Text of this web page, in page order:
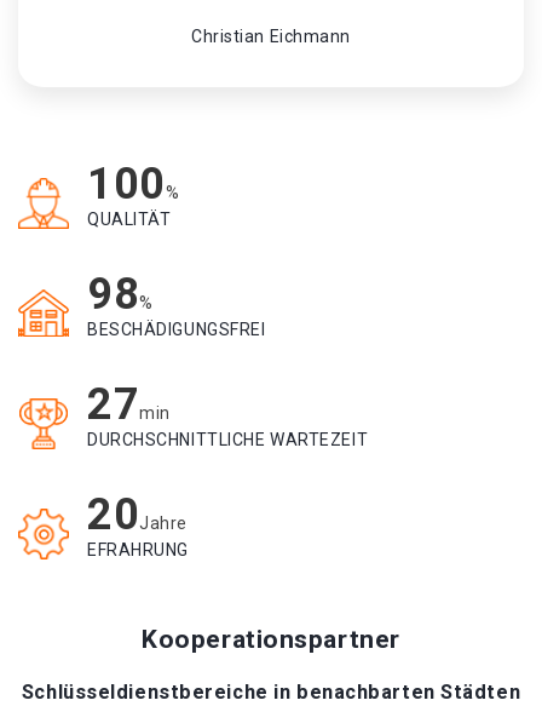
Christian Eichmann
100%
QUALITÄT
98%
BESCHÄDIGUNGSFREI
27min
DURCHSCHNITTLICHE WARTEZEIT
20Jahre
EFRAHRUNG
Kooperationspartner
Schlüsseldienstbereiche in benachbarten Städten